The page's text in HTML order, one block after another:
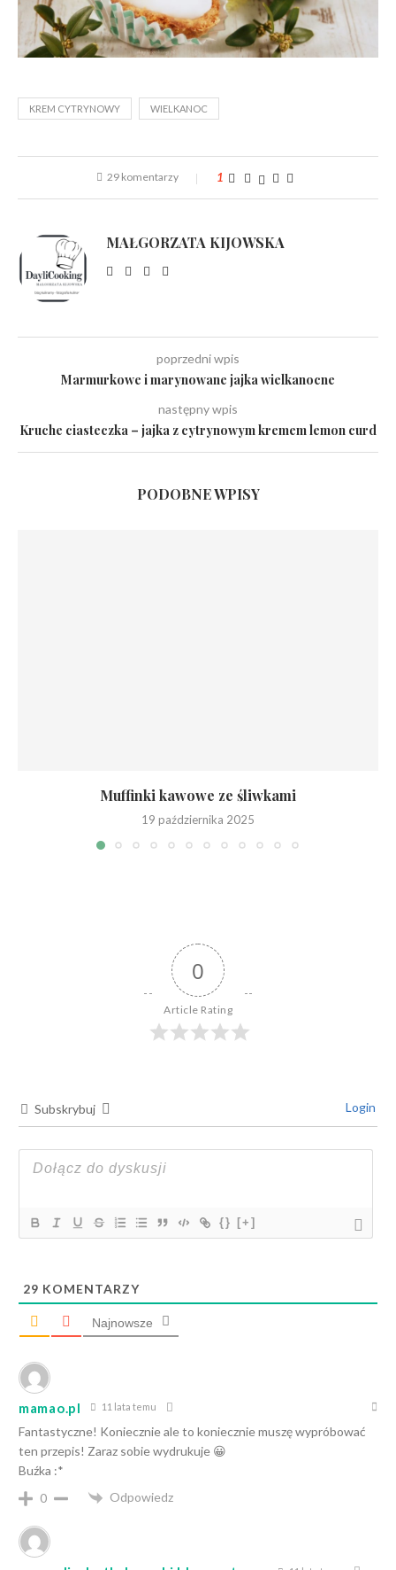
KREM CYTRYNOWY WIELKANOC
29 komentarzy 1
MAŁGORZATA KIJOWSKA
poprzedni wpis
Marmurkowe i marynowane jajka wielkanocne
następny wpis
Kruche ciasteczka – jajka z cytrynowym kremem lemon curd
PODOBNE WPISY
Muffinki kawowe ze śliwkami
19 października 2025
0
Article Rating
Subskrybuj Login
{} [+]
29 KOMENTARZY
Najnowsze
mamao.pl 11 lata temu
Fantastyczne! Koniecznie ale to koniecznie muszę wypróbować
ten przepis! Zaraz sobie wydrukuje 😀
Buźka :*
0
Odpowiedz